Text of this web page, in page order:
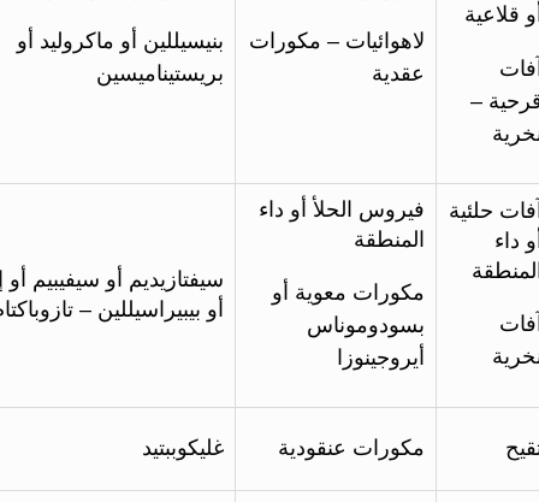
قلاعية
–
لاهوائيات – مكورات
عقدية
بنيسيللين أو ماكروليد أو
بريستيناميسين
حلئية
داء
فيروس الحلأ أو داء
المنطقة
مكورات معوية أو
بسودوموناس
أيروجينوزا
سيفتازيديم أو سيفيبيم أو
أو بيبيراسيللين –
مكورات عنقودية غليكوببتيد